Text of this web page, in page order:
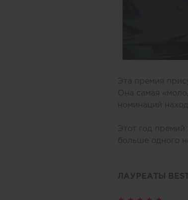
Эта премия
Она самая
номинаций
Этот год
больше одного
ЛАУРЕАТЫ BEST